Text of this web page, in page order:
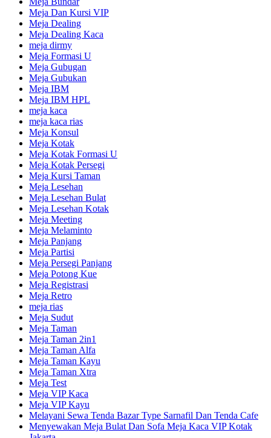
Meja Dan Kursi VIP
Meja Dealing
Meja Dealing Kaca
meja dirmy
Meja Formasi U
Meja Gubugan
Meja Gubukan
Meja IBM
Meja IBM HPL
meja kaca
meja kaca rias
Meja Konsul
Meja Kotak
Meja Kotak Formasi U
Meja Kotak Persegi
Meja Kursi Taman
Meja Lesehan
Meja Lesehan Bulat
Meja Lesehan Kotak
Meja Meeting
Meja Melaminto
Meja Panjang
Meja Partisi
Meja Persegi Panjang
Meja Potong Kue
Meja Registrasi
Meja Retro
meja rias
Meja Sudut
Meja Taman
Meja Taman 2in1
Meja Taman Alfa
Meja Taman Kayu
Meja Taman Xtra
Meja Test
Meja VIP Kaca
Meja VIP Kayu
Melayani Sewa Tenda Bazar Type Sarnafil Dan Tenda Cafe
Menyewakan Meja Bulat Dan Sofa Meja Kaca VIP Kotak